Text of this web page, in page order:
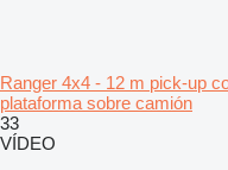
Ranger 4x4 - 12 m pick-up
plataforma sobre camión
33
VÍDEO